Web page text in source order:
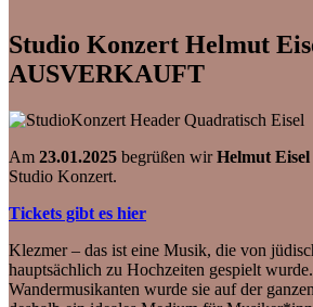
Studio Konzert Helmut
AUSVERKAUFT
Am 23.01.2025 begrüßen wirHelmut
Studio Konzert.
Tickets gibt es hier
Klezmer – das ist eine Musik, die von
hauptsächlich zu Hochzeiten gespielt
Wandermusikanten wurde sie auf der